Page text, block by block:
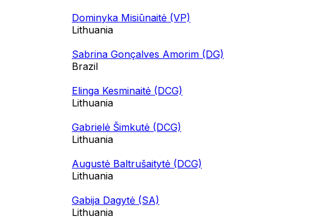
Dominyka Misiūnaitė (VP)
Lithuania
Sabrina Gonçalves Amorim (DG)
Brazil
Elinga Kesminaitė (DCG)
Lithuania
Gabrielė Šimkutė (DCG)
Lithuania
Augustė Baltrušaitytė (DCG)
Lithuania
Gabija Dagytė (SA)
Lithuania